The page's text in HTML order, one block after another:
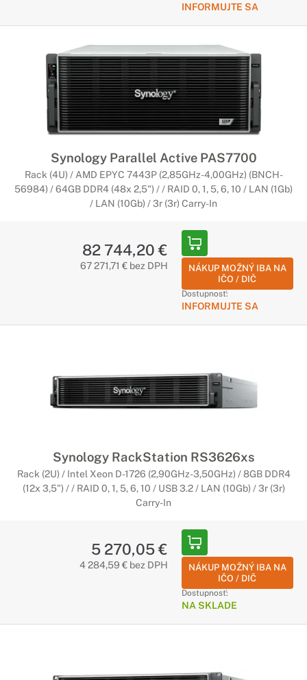
INFORMUJTE SA
Synology Parallel Active PAS7700
Rack (4U) / AMD EPYC 7443P (2,85GHz-4,00GHz) (BNCH-
56984) / 64GB DDR4 (48x 2,5") / / RAID 0, 1, 5, 6, 10 / LAN (1Gb)
/ LAN (10Gb) / 3r (3r) Carry-In
82 744,20 €
67 271,71 € bez DPH
NÁKUP MOŽNÝ IBA NA
IČO / DIČ
Dostupnosť:
INFORMUJTE SA
Synology RackStation RS3626xs
Rack (2U) / Intel Xeon D-1726 (2,90GHz-3,50GHz) / 8GB DDR4
(12x 3,5") / / RAID 0, 1, 5, 6, 10 / USB 3.2 / LAN (10Gb) / 3r (3r)
Carry-In
5 270,05 €
4 284,59 € bez DPH
NÁKUP MOŽNÝ IBA NA
IČO / DIČ
Dostupnosť:
NA SKLADE